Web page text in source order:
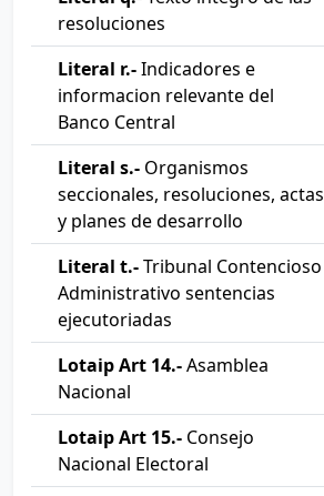
resoluciones
Literal r.-Indicadores e
informacion relevante del
Banco Central
Literal s.- Organismos
seccionales, resoluciones, actas
y planes de desarrollo
Literal t.-Tribunal Contencioso
Administrativo sentencias
ejecutoriadas
Lotaip Art 14.-Asamblea
Nacional
Lotaip Art 15.- Consejo
Nacional Electoral